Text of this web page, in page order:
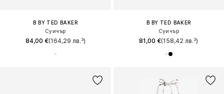
B BY TED BAKER
Суичър
84,00 €(164,29 лв.³)
B BY TED BAKER
Суичър
81,00 €(158,42 лв.³)